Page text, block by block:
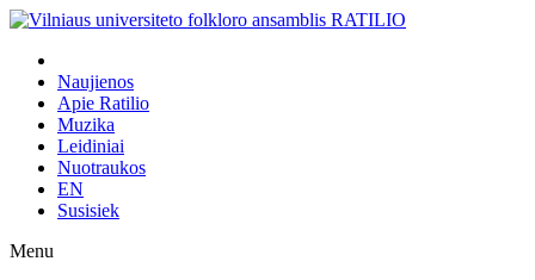
Naujienos
Apie Ratilio
Muzika
Leidiniai
Nuotraukos
EN
Susisiek
Menu